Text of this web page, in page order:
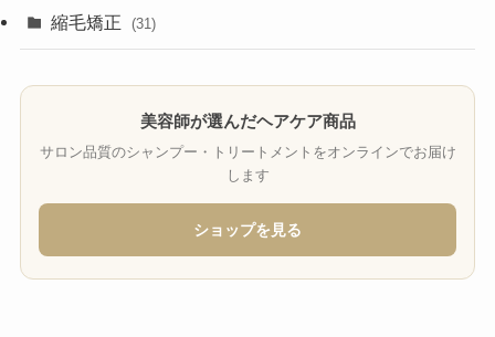
縮毛矯正 (31)
美容師が選んだヘアケア商品
サロン品質のシャンプー・トリートメントをオンラインでお届け
します
ショップを見る